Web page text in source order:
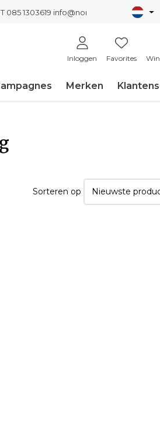
T 085 1303619 info@nordicnew.nl
Inloggen Favorites
Merken
Sorteren op